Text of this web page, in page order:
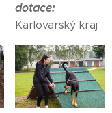
dotace:
Karlovarský kraj